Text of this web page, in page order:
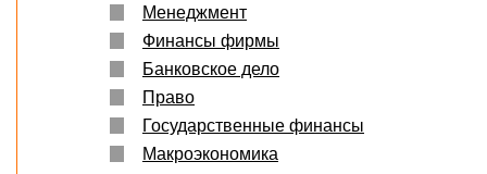
Менеджмент
Финансы фирмы
Банковское дело
Право
Государственные финансы
Макроэкономика